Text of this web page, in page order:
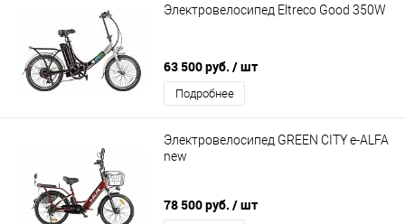
Электровелосипед Eltreco Good 350W
63 500 руб. / шт
Подробнее
Электровелосипед GREEN CITY e-ALFA
new
78 500 руб. / шт